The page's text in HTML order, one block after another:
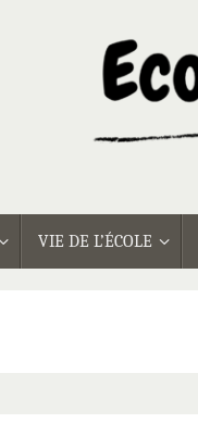
VIE DE L’ÉCOLE